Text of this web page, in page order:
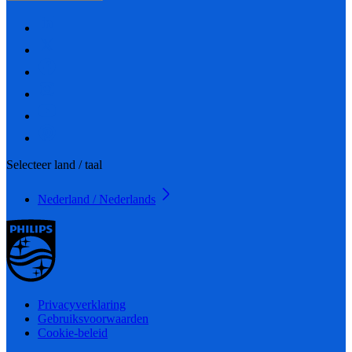
Selecteer land / taal
Nederland / Nederlands
Privacyverklaring
Gebruiksvoorwaarden
Cookie-beleid